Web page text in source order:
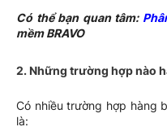
Có thể bạn quan tâm:
mềm BRAVO
2. Những trường hợp nào
Có nhiều trường hợp hàng
là: